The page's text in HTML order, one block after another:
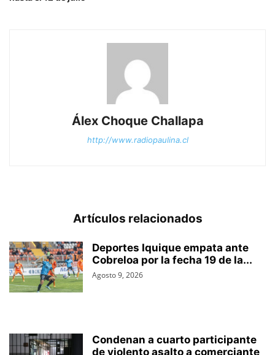
Álex Choque Challapa
http://www.radiopaulina.cl
Artículos relacionados
Deportes Iquique empata ante
Cobreloa por la fecha 19 de la...
Agosto 9, 2026
Condenan a cuarto participante
de violento asalto a comerciante